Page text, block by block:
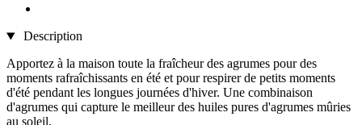
Description
Apportez à la maison toute la fraîcheur des agrumes pour des
moments rafraîchissants en été et pour respirer de petits moments
d'été pendant les longues journées d'hiver. Une combinaison
d'agrumes qui capture le meilleur des huiles pures d'agrumes mûries
au soleil.